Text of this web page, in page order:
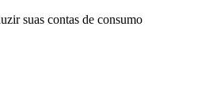
suas contas de consumo